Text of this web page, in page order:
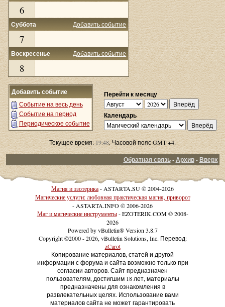
6
Добавить событие
Суббота
7
Добавить событие
Воскресенье
8
Добавить событие
Событие на весь день
Событие на период
Периодическое событие
Перейти к месяцу
Календарь
Текущее время:19:48. Часовой пояс GMT +4.
Обратная связь-Архив-Вверх
Магия и эзотерика- ASTARTA.SU © 2004-2026
Магические услуги: любовная практическая магия, приворот
- ASTARTA.INFO © 2006-2026
Маг и магические инструменты- EZOTERIK.COM © 2008-
2026
Powered by vBulletin® Version 3.8.7
Copyright ©2000 - 2026, vBulletin Solutions, Inc. Перевод:
zCarot
Копирование материалов, статей и другой
информации с форума и сайта возможно только при
согласии авторов. Сайт предназначен
пользователям, достигшим 18 лет, материалы
предназначены для ознакомления в
развлекательных целях. Использование вами
материалов сайта не может гарантировать